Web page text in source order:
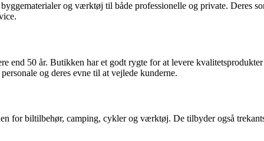
og værktøj til både professionelle og private. Deres
end 50 år. Butikken har et godt rygte for at levere
og deres evne til at vejlede kunderne.
for biltilbehør, camping, cykler og værktøj. De tilbyder også